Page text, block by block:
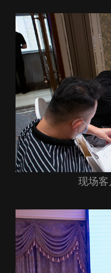
现场